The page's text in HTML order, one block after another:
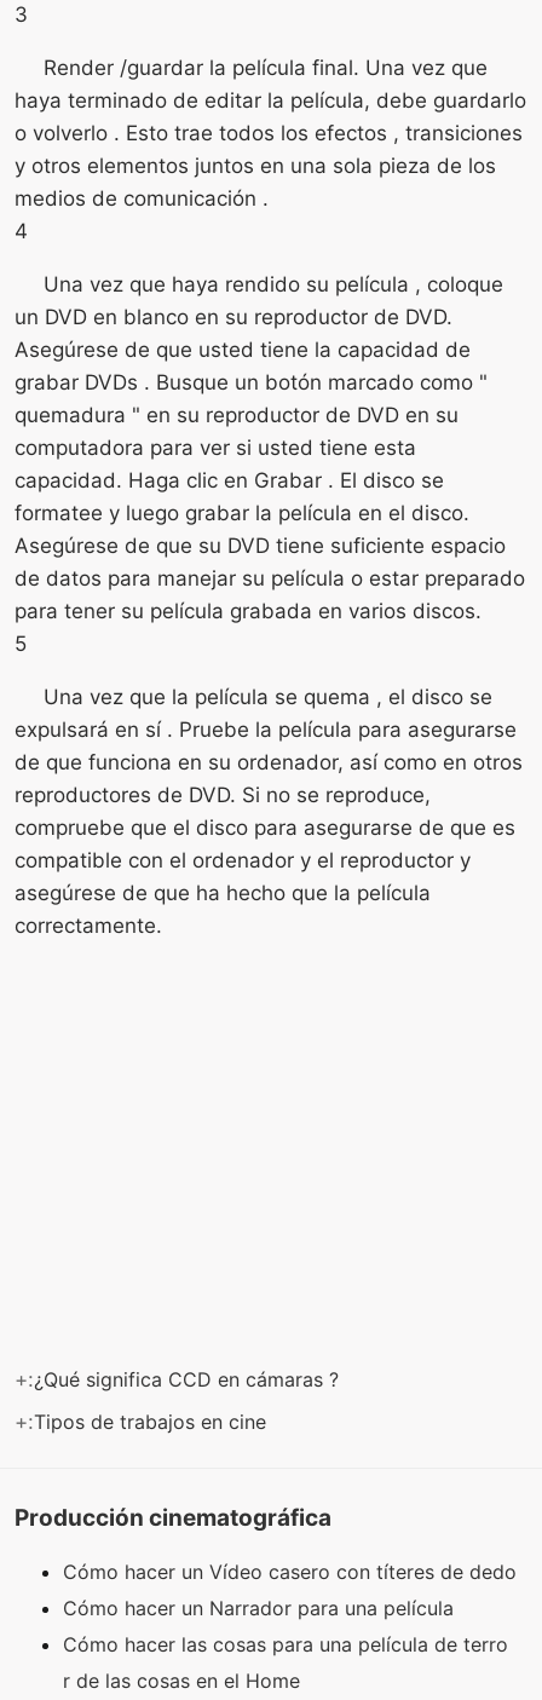
3
Render /guardar la película final. Una vez que
haya terminado de editar la película, debe guardarlo
o volverlo . Esto trae todos los efectos , transiciones
y otros elementos juntos en una sola pieza de los
medios de comunicación .
4
Una vez que haya rendido su película , coloque
un DVD en blanco en su reproductor de DVD.
Asegúrese de que usted tiene la capacidad de
grabar DVDs . Busque un botón marcado como "
quemadura " en su reproductor de DVD en su
computadora para ver si usted tiene esta
capacidad. Haga clic en Grabar . El disco se
formatee y luego grabar la película en el disco.
Asegúrese de que su DVD tiene suficiente espacio
de datos para manejar su película o estar preparado
para tener su película grabada en varios discos.
5
Una vez que la película se quema , el disco se
expulsará en sí . Pruebe la película para asegurarse
de que funciona en su ordenador, así como en otros
reproductores de DVD. Si no se reproduce,
compruebe que el disco para asegurarse de que es
compatible con el ordenador y el reproductor y
asegúrese de que ha hecho que la película
correctamente.
+:¿Qué significa CCD en cámaras ?
+:Tipos de trabajos en cine
Producción cinematográfica
Cómo hacer un Vídeo casero con títeres de dedo
Cómo hacer un Narrador para una película
Cómo hacer las cosas para una película de terro
r de las cosas en el Home